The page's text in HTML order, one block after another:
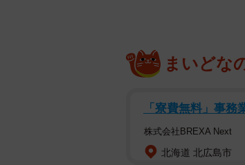
まいどな
「寮費無料」事
株式会社BREXA Next
北海道 北広島市